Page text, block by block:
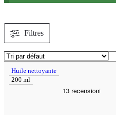
Filtres
Huile nettoyante
200 ml